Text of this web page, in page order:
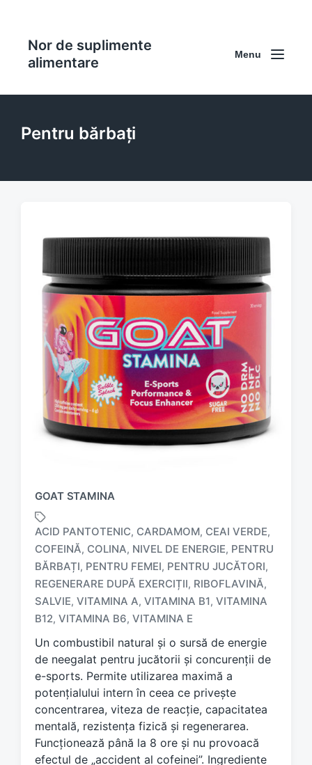
Nor de suplimente
alimentare
Menu
Pentru bărbați
GOAT STAMINA
a
g
g
d
w
i
t
h
ACID PANTOTENIC, CARDAMOM, CEAI VERDE,
COFEINĂ, COLINA, NIVEL DE ENERGIE, PENTRU
BĂRBAȚI, PENTRU FEMEI, PENTRU JUCĂTORI,
REGENERARE DUPĂ EXERCIȚII, RIBOFLAVINĂ,
SALVIE, VITAMINA A, VITAMINA B1, VITAMINA
B12, VITAMINA B6, VITAMINA E
Un combustibil natural și o sursă de energie
de neegalat pentru jucătorii și concurenții de
e-sports. Permite utilizarea maximă a
potențialului intern în ceea ce privește
concentrarea, viteza de reacție, capacitatea
mentală, rezistența fizică și regenerarea.
Funcționează până la 8 ore și nu provoacă
efectul de „accident al cofeinei”. Ingrediente